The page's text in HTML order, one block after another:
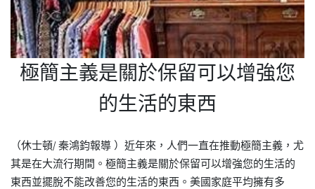
極簡主義是關於保留可以增強您
的生活的東西
（休士頓/ 秦鴻鈞報導 ）
近年來，人們一直在推動極簡主義，尤
其是在大流行期間。極簡主義是關於保留可以增強您的生活的
東西並擺脫不能改善您的生活的東西。美國家庭平均擁有多